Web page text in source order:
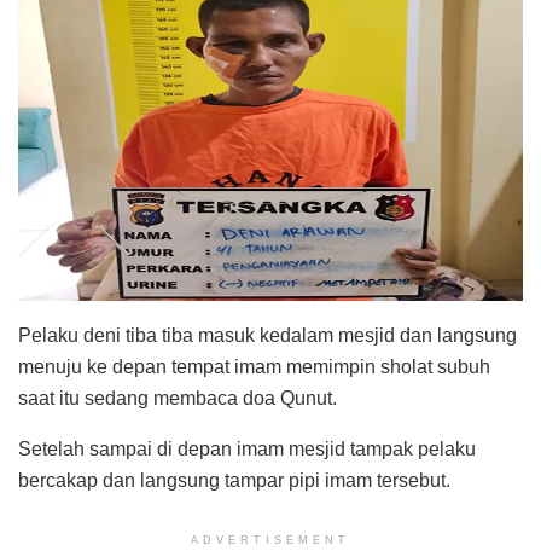
Pelaku deni tiba tiba masuk kedalam mesjid dan langsung
menuju ke depan tempat imam memimpin sholat subuh
saat itu sedang membaca doa Qunut.
Setelah sampai di depan imam mesjid tampak pelaku
bercakap dan langsung tampar pipi imam tersebut.
ADVERTISEMENT